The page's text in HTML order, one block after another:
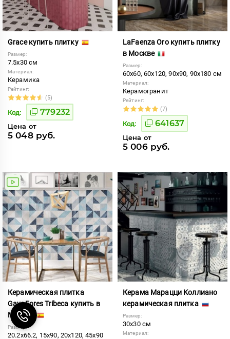
Grace купить плитку
Размер:
7.5x30 см
Материал:
Керамика
Рейтинг:
(5)
Код: 779232
Цена от
5 048 руб.
LaFaenza Oro купить плитку
в Москве
Размер:
60x60, 60x120, 90x90, 90x180 см
Материал:
Керамогранит
Рейтинг:
(7)
Код: 641637
Цена от
5 006 руб.
Керамическая плитка
GayaFores Tribeca купить в
Москве
Размер:
20.2x66.2, 15x90, 20x120, 45x90
Керама Марацци Коллиано
керамическая плитка
Размер:
30x30 см
Материал: